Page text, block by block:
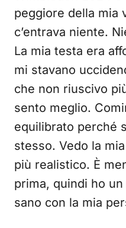
peggiore della mia
c’entrava niente.
La mia testa era
mi stavano
che non riuscivo
sento meglio.
equilibrato perché
stesso. Vedo la
più realistico. È
prima, quindi ho
sano con la mia